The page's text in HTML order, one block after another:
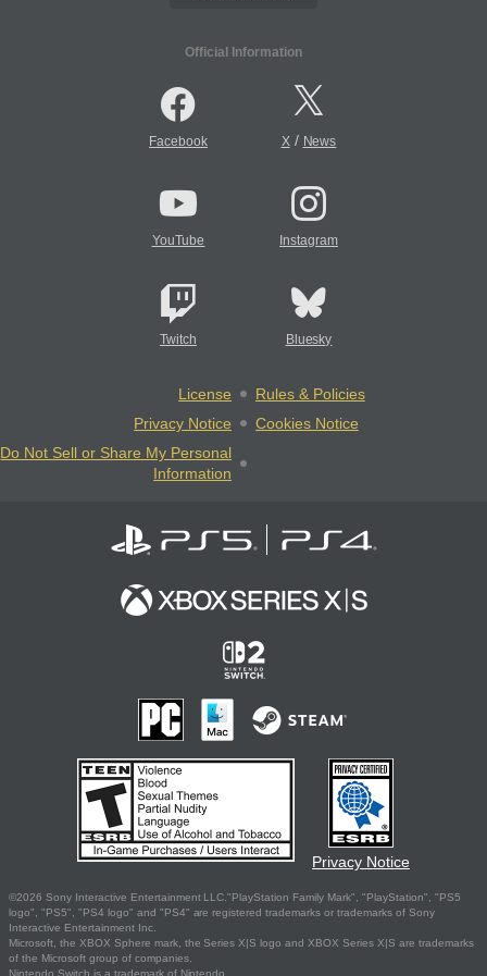
Official Information
Facebook X/ News
YouTube Instagram
Twitch Bluesky
License
Rules & Policies
Privacy Notice
Cookies Notice
Do Not Sell or Share My Personal
Information
Privacy Notice
©2026 Sony Interactive Entertainment LLC."PlayStation Family Mark", "PlayStation", "PS5
logo", "PS5", "PS4 logo" and "PS4" are registered trademarks or trademarks of Sony
Interactive Entertainment Inc.
Microsoft, the XBOX Sphere mark, the Series X|S logo and XBOX Series X|S are trademarks
of the Microsoft group of companies.
Nintendo Switch is a trademark of Nintendo.